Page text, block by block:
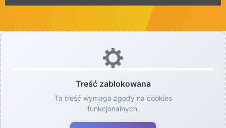
Treść zablokowana
Ta treść wymaga zgody na cookies
funkcjonalnych.